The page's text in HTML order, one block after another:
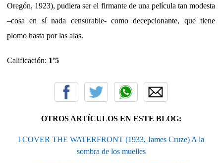
Oregón, 1923), pudiera ser el firmante de una película tan modesta
–cosa en sí nada censurable- como decepcionante, que tiene
plomo hasta por las alas.
Calificación: 1’5
OTROS ARTÍCULOS EN ESTE BLOG:
I COVER THE WATERFRONT (1933, James Cruze) A la
sombra de los muelles